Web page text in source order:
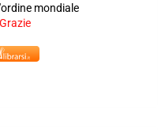
mondiale